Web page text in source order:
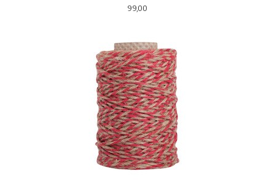
Pris
99,00